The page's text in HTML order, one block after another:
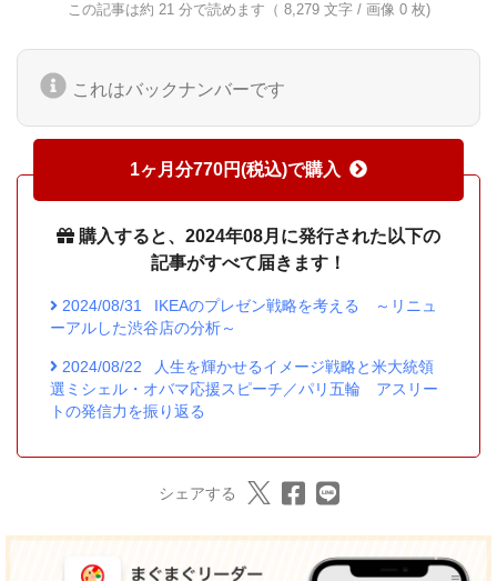
この記事は約 21 分で読めます（ 8,279 文字 / 画像 0 枚)
これはバックナンバーです
1ヶ月分770円(税込)で購入
購入すると、2024年08月に発行された以下の
記事がすべて届きます！
2024/08/31
IKEAのプレゼン戦略を考える ～リニュ
ーアルした渋谷店の分析～
2024/08/22
人生を輝かせるイメージ戦略と米大統領
選ミシェル・オバマ応援スピーチ／パリ五輪 アスリー
トの発信力を振り返る
シェアする